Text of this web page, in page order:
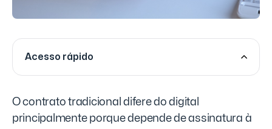
Acesso rápido
O contrato tradicional difere do digital
principalmente porque depende de assinatura à